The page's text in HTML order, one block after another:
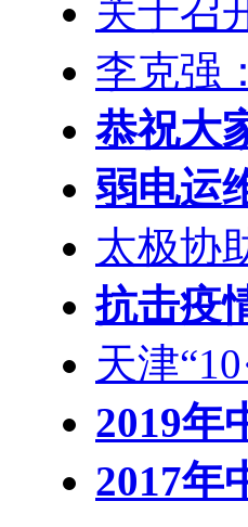
关于召
李克强
恭祝大
弱电运
太极协
抗击疫
天津
2019年
2017年